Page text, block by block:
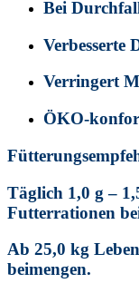
Bei
Verbesserte
Verringert
ÖKO-
Täglich 1,0 g –
Futterrationen
Ab 25,0 kg
beimengen.